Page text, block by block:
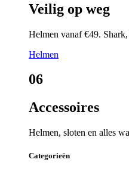
Veilig op weg
Helmen vanaf €49.
Helmen
06
Accessoires
Helmen, sloten en alles
Categorieën